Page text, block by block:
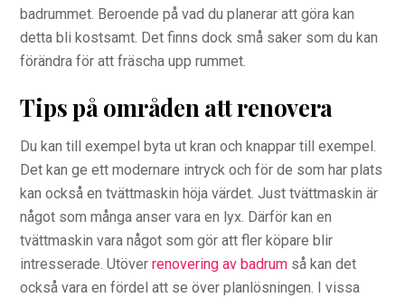
badrummet. Beroende på vad du planerar att göra kan
detta bli kostsamt. Det finns dock små saker som du kan
förändra för att fräscha upp rummet.
Tips på områden att renovera
Du kan till exempel byta ut kran och knappar till exempel.
Det kan ge ett modernare intryck och för de som har plats
kan också en tvättmaskin höja värdet. Just tvättmaskin är
något som många anser vara en lyx. Därför kan en
tvättmaskin vara något som gör att fler köpare blir
intresserade. Utöverrenovering av badrum så kan det
också vara en fördel att se över planlösningen. I vissa